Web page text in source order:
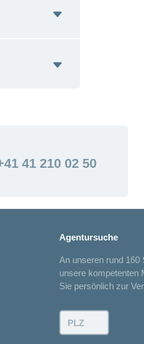
41 210 02 50
Agentursuche
An unseren rund 160
unsere kompetenten
Sie persönlich zur
PLZ: